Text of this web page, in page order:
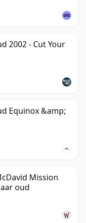
2002 - Cut Your
Equinox &amp;
Mission
oud